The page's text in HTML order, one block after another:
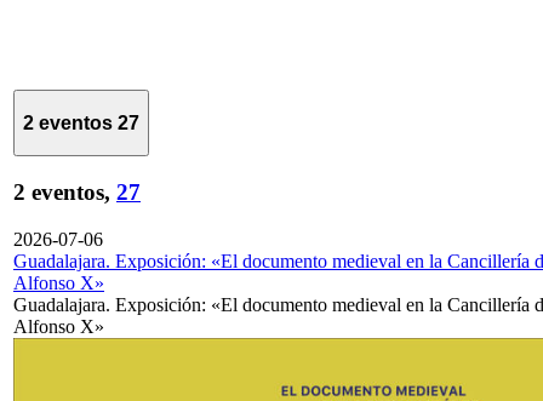
2 eventos 27
2 eventos, 27
2026-07-06
Guadalajara. Exposición: «El documento medieval en la Cancillería
Alfonso X»
Guadalajara. Exposición: «El documento medieval en la Cancillería
Alfonso X»